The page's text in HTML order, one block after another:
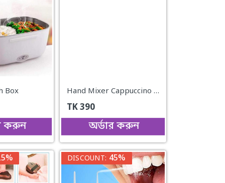
Box
করুন
Hand Mixer Cappuccino Coffee Maker
TK390
অর্ডার করুন
DISCOUNT: 45%